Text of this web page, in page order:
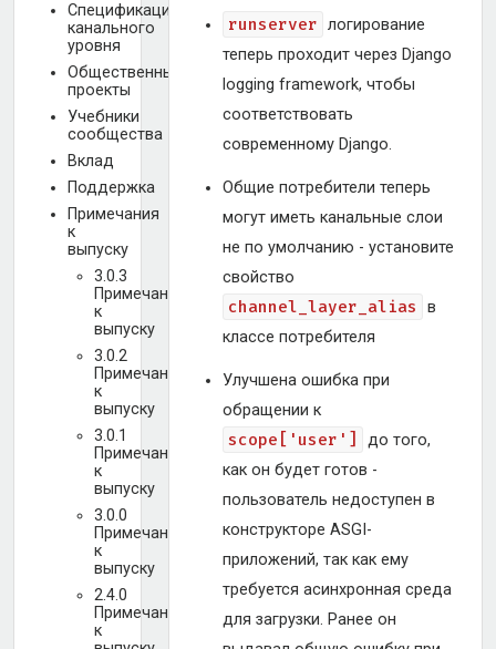
Спецификация
канального
уровня
Общественные
проекты
Учебники
сообщества
Вклад
Поддержка
Примечания
к
выпуску
3.0.3
Примечания
к
выпуску
3.0.2
Примечания
к
выпуску
3.0.1
Примечания
к
выпуску
3.0.0
Примечания
к
выпуску
2.4.0
Примечания
к
runserver логирование
теперь проходит через Django
logging framework, чтобы
соответствовать
современному Django.
Общие потребители теперь
могут иметь канальные слои
не по умолчанию - установите
свойство
channel_layer_alias
в
классе потребителя
Улучшена ошибка при
обращении к
scope['user']
до того,
как он будет готов -
пользователь недоступен в
конструкторе ASGI-
приложений, так как ему
требуется асинхронная среда
для загрузки. Ранее он